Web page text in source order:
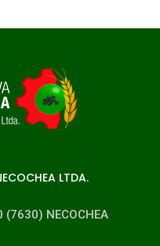
LTDA.
(7630) NECOCHEA